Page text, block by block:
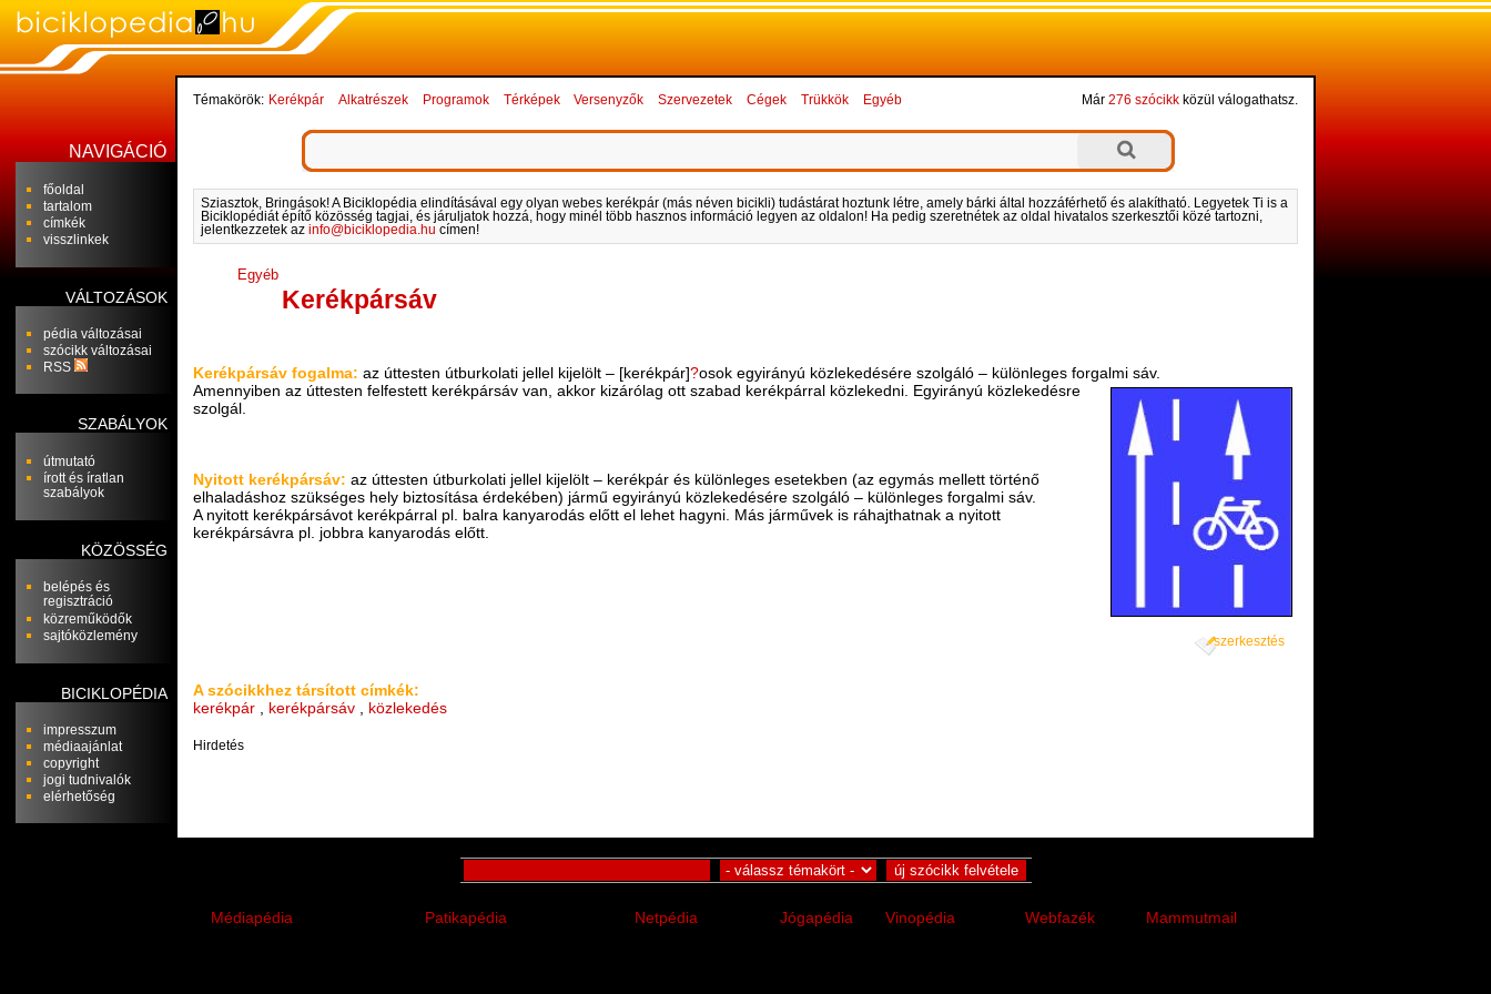
NAVIGÁCIÓ
főoldal
tartalom
címkék
visszlinkek
VÁLTOZÁSOK
pédia változásai
szócikk változásai
RSS
SZABÁLYOK
útmutató
írott és íratlan
szabályok
KÖZÖSSÉG
belépés és
regisztráció
közreműködők
sajtóközlemény
BICIKLOPÉDIA
impresszum
médiaajánlat
copyright
jogi tudnivalók
elérhetőség
Témakörök: Kerékpár Alkatrészek Programok Térképek Versenyzők Szervezetek Cégek Trükkök Egyéb Már 276 szócikkközül válogathatsz.
Sziasztok, Bringások! A Biciklopédia elindításával egy olyan webes kerékpár (más néven bicikli) tudástárat hoztunk létre, amely bárki által hozzáférhető és alakítható. Legyetek Ti is a
Biciklopédiát építő közösség tagjai, és járuljatok hozzá, hogy minél több hasznos információ legyen az oldalon! Ha pedig szeretnétek az oldal hivatalos szerkesztői közé tartozni,
jelentkezzetek azinfo@biciklopedia.hu címen!
Egyéb
Kerékpársáv
Kerékpársáv fogalma:az úttesten útburkolati jellel kijelölt – [kerékpár]?osok egyirányú közlekedésére szolgáló – különleges forgalmi sáv.
Amennyiben az úttesten felfestett kerékpársáv van, akkor kizárólag ott szabad kerékpárral közlekedni. Egyirányú közlekedésre
szolgál.
Nyitott kerékpársáv: az úttesten útburkolati jellel kijelölt – kerékpár és különleges esetekben (az egymás mellett történő
elhaladáshoz szükséges hely biztosítása érdekében) jármű egyirányú közlekedésére szolgáló – különleges forgalmi sáv.
A nyitott kerékpársávot kerékpárral pl. balra kanyarodás előtt el lehet hagyni. Más járművek is ráhajthatnak a nyitott
kerékpársávra pl. jobbra kanyarodás előtt.
szerkesztés
A szócikkhez társított címkék:
kerékpár
kerékpársáv közlekedés
Hirdetés
Médiapédia Patikapédia Netpédia Jógapédia Vinopédia Webfazék
Mammutmail